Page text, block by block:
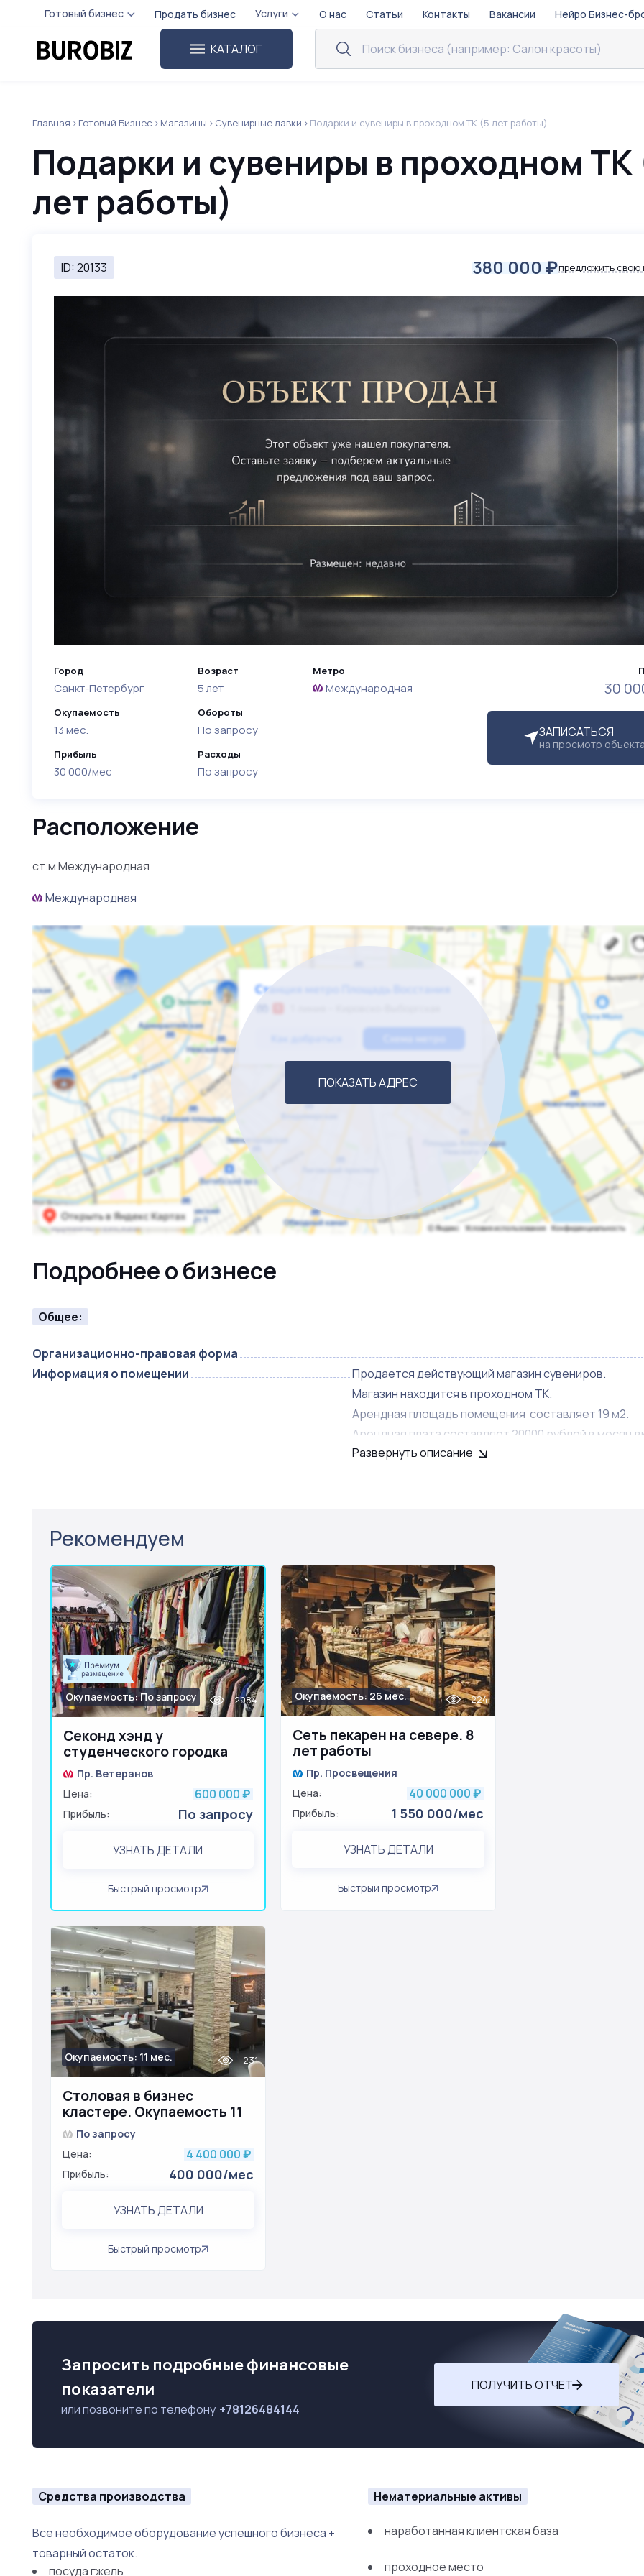
Готовый бизнес Продать бизнес Услуги О нас Статьи Контакты Вакансии Нейро Бизнес-
КАТАЛОГ
Главная Готовый Бизнес Магазины Сувенирные лавки Подарки и сувениры в проходном ТК (5 лет работы)
Подарки и сувениры в проходном ТК
лет работы)
ID: 20133 380 000 ₽предложить свою
30
ЗАПИСАТЬСЯ
на просмотр
Город
Санкт-Петербург
Окупаемость
13 мес.
Прибыль
30 000/мес
Возраст
5 лет
Обороты
По запросу
Расходы
По запросу
Метро
Международная
Расположение
ст.м Международная
Международная
ПОКАЗАТЬ АДРЕС
Подробнее о бизнесе
Общее:
Организационно-правовая форма
Информация о помещении
Продается действующий магазин сувениров.
Магазин находится в проходном ТК.
Арендная площадь помещения составляет 19 м2.
Арендная плата составляет 20000 рублей в месяц
Развернуть описание
Рекомендуем
Секонд хэнд у
студенческого городка
Окупаемость: По запросу 2984
Пр. Ветеранов
Цена:
600 000 ₽
Прибыль: По запросу
УЗНАТЬ ДЕТАЛИ
Быстрый просмотр
Сеть пекарен на севере. 8
лет работы
Окупаемость: 26 мес. 224
Пр. Просвещения
Цена:
40 000 000 ₽
Прибыль: 1 550 000/мес
УЗНАТЬ ДЕТАЛИ
Быстрый просмотр
Столовая в бизнес
кластере. Окупаемость 11
месяцев
Окупаемость: 11 мес. 231
По запросу
Цена:
4 400 000 ₽
Прибыль: 400 000/мес
УЗНАТЬ ДЕТАЛИ
Быстрый просмотр
Запросить подробные финансовые
показатели
или позвоните по телефону +78126484144
ПОЛУЧИТЬ ОТЧЕТ
Средства производства
Все необходимое оборудование успешного бизнеса +
товарный остаток.
посуда гжель
Нематериальные активы
наработанная клиентская база
проходное место